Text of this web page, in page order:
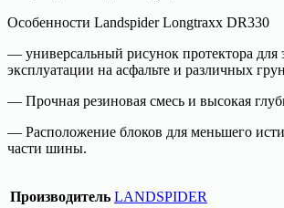
Особенности Landspider Longtraxx DR330
— универсальный рисунок протектора для
эксплуатации на асфальте и различных
— Прочная резиновая смесь и высокая
— Расположение блоков для меньшего
части шины.
Производитель LANDSPIDER